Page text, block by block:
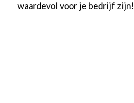
waardevol voor je bedrijf zijn!